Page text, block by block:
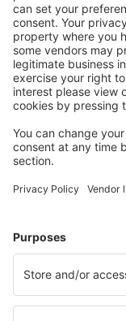
Cazarea
Alege din
apartamente
Cele mai
Hoteluri în Statele
Hoteluri în Myrtle
Hoteluri în Fort Myers